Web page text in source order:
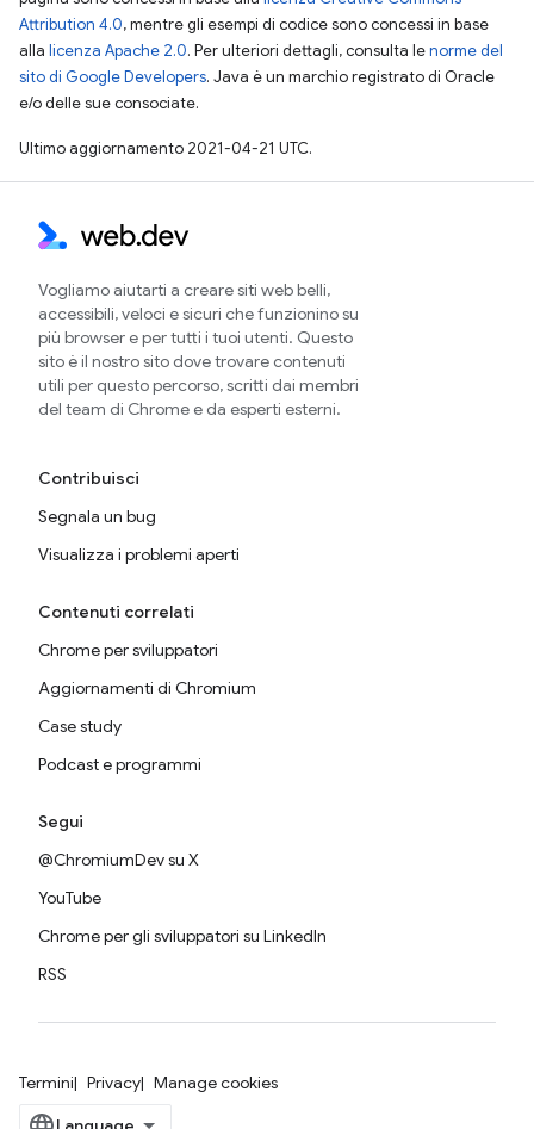
Attribution 4.0, mentre gli esempi di codice sono concessi in base
alla licenza Apache 2.0. Per ulteriori dettagli, consulta lenorme del
sito di Google Developers. Java è un marchio registrato di Oracle
e/o delle sue consociate.
Ultimo aggiornamento 2021-04-21 UTC.
Vogliamo aiutarti a creare siti web belli,
accessibili, veloci e sicuri che funzionino su
più browser e per tutti i tuoi utenti. Questo
sito è il nostro sito dove trovare contenuti
utili per questo percorso, scritti dai membri
del team di Chrome e da esperti esterni.
Contribuisci
Segnala un bug
Visualizza i problemi aperti
Contenuti correlati
Chrome per sviluppatori
Aggiornamenti di Chromium
Case study
Podcast e programmi
Segui
@ChromiumDev su X
YouTube
Chrome per gli sviluppatori su LinkedIn
RSS
Termini Privacy Manage cookies